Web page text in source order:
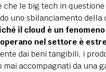
le big tech in
uno sbilanciamento della
il cloud è un
nel settore è
dai beni tangibili, i
accompagnati da una